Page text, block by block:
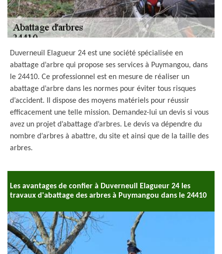
Duverneuil Elagueur 24 est une société spécialisée en
abattage d’arbre qui propose ses services à Puymangou, dans
le 24410. Ce professionnel est en mesure de réaliser un
abattage d’arbre dans les normes pour éviter tous risques
d’accident. Il dispose des moyens matériels pour réussir
efficacement une telle mission. Demandez-lui un devis si vous
avez un projet d’abattage d’arbres. Le devis va dépendre du
nombre d’arbres à abattre, du site et ainsi que de la taille des
arbres.
Les avantages de confier à Duverneuil Elagueur 24 les
travaux d'abattage des arbres à Puymangou dans le 24410